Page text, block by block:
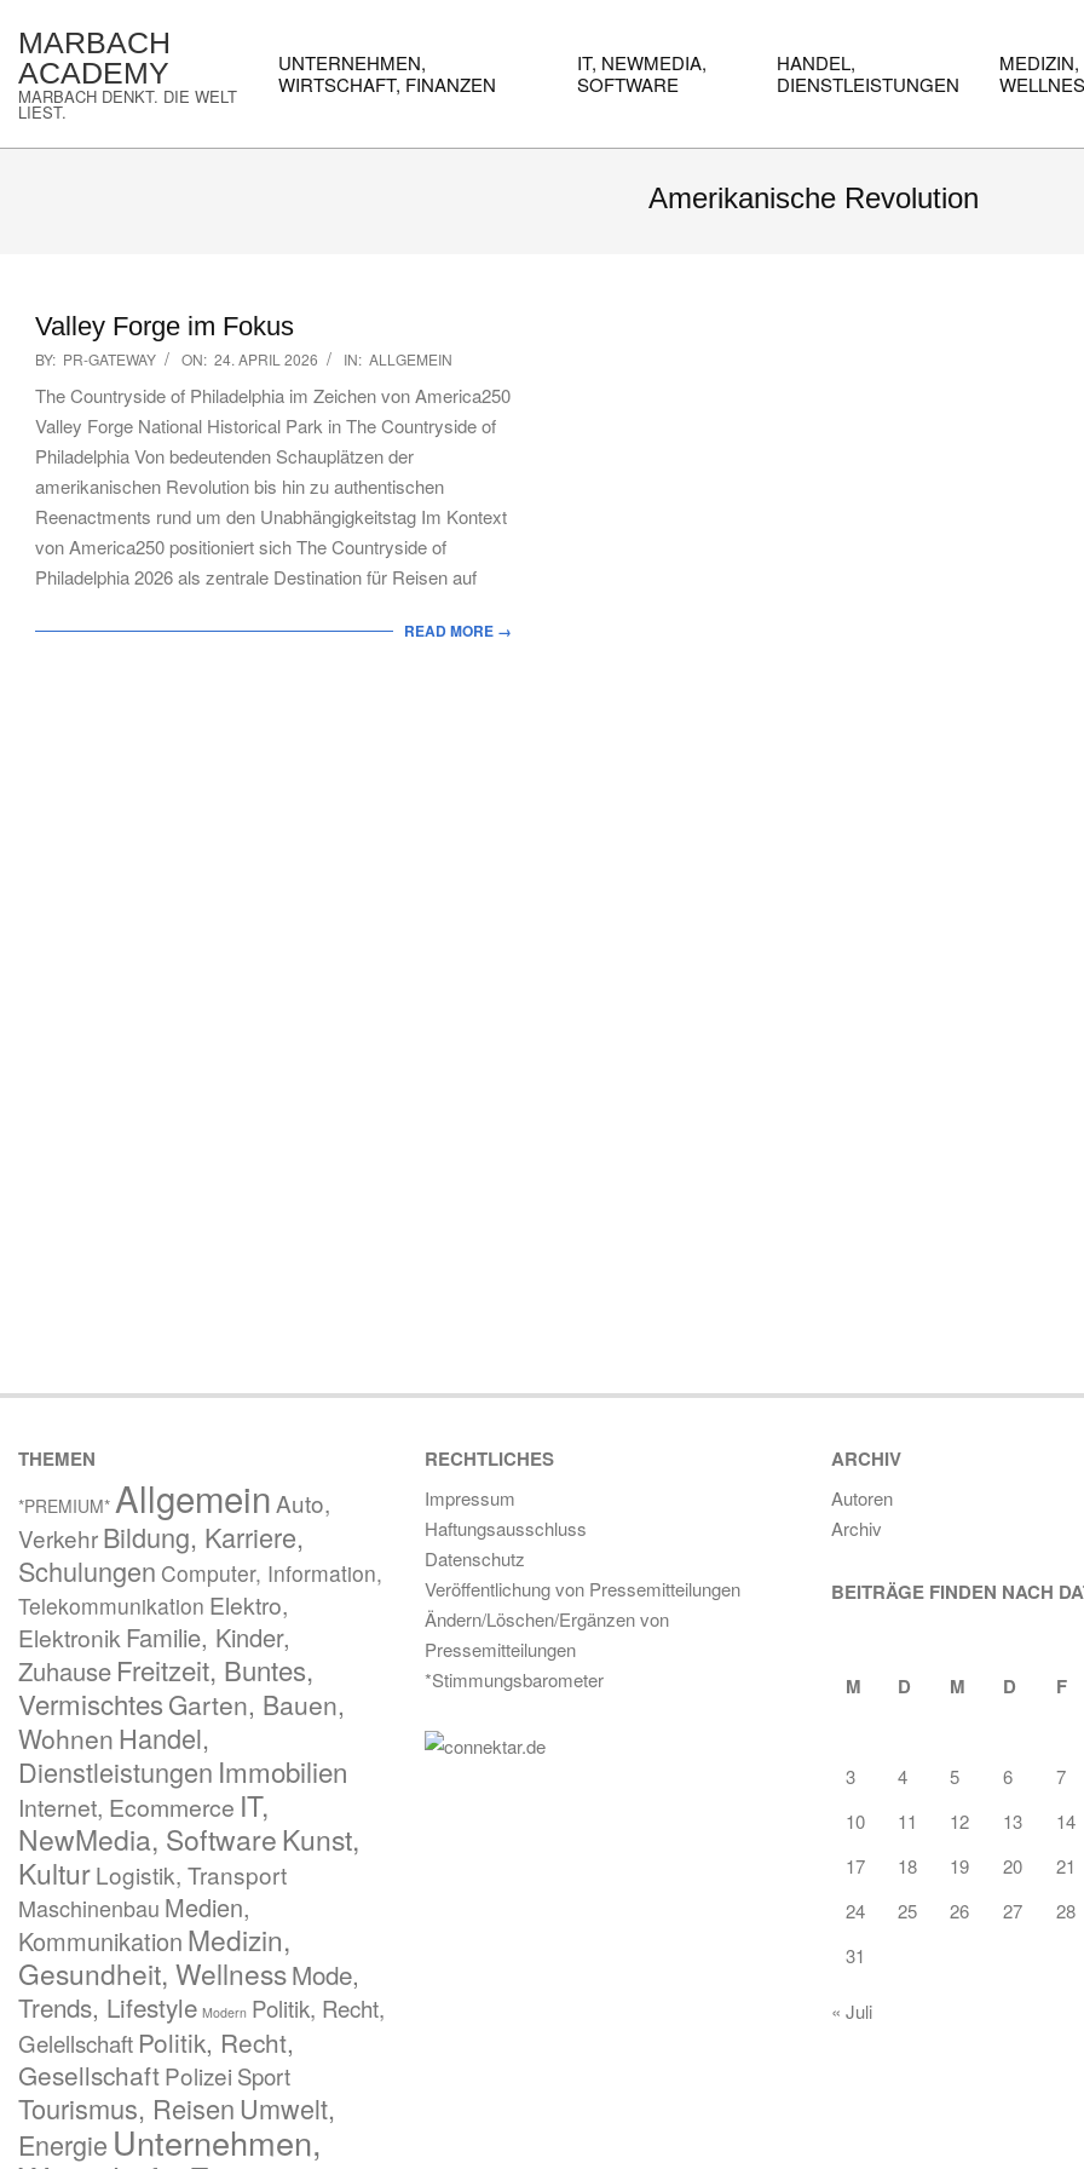
content
MARBACH
ACADEMY
MARBACH DENKT. DIE WELT
LIEST.
Navigation
UNTERNEHMEN,
WIRTSCHAFT, FINANZEN
IT, NEWMEDIA,
SOFTWARE
HANDEL,
DIENSTLEISTUNGEN
Amerikanische Revolution
Valley Forge im Fokus
2026-
04-
24
BY: PR-GATEWAY ON: 24. APRIL 2026 IN: ALLGEMEIN
The Countryside of Philadelphia im Zeichen von America250
Valley Forge National Historical Park in The Countryside of
Philadelphia Von bedeutenden Schauplätzen der
amerikanischen Revolution bis hin zu authentischen
Reenactments rund um den Unabhängigkeitstag Im Kontext
von America250 positioniert sich The Countryside of
Philadelphia 2026 als zentrale Destination für Reisen auf
READ MORE →
THEMEN
*PREMIUM* Allgemein Auto,
VerkehrBildung, Karriere,
Schulungen Computer, Information,
Telekommunikation Elektro,
Elektronik Familie, Kinder,
Zuhause Freitzeit, Buntes,
Vermischtes Garten, Bauen,
Wohnen Handel,
Dienstleistungen Immobilien
Internet, Ecommerce IT,
NewMedia, SoftwareKunst,
KulturLogistik, Transport
Maschinenbau Medien,
Kommunikation Medizin,
Gesundheit, WellnessMode,
Trends, Lifestyle Modern Politik, Recht,
Gelellschaft Politik, Recht,
GesellschaftPolizei Sport
Tourismus, Reisen Umwelt,
Energie Unternehmen,
RECHTLICHES
Impressum
Haftungsausschluss
Datenschutz
Veröffentlichung von Pressemitteilungen
Ändern/Löschen/Ergänzen von
Pressemitteilungen
*Stimmungsbarometer
ARCHIV
Autoren
Archiv
BEITRÄGE FINDEN NACH
M D M D F
3 4 5 6
7
10
11 12 13
14
17
18 19 20
21
24
25 26 27
28
31
« Juli